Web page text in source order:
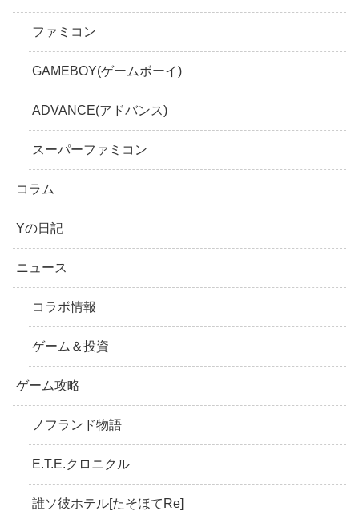
ファミコン
GAMEBOY(ゲームボーイ)
ADVANCE(アドバンス)
スーパーファミコン
コラム
Yの日記
ニュース
コラボ情報
ゲーム＆投資
ゲーム攻略
ノフランド物語
E.T.E.クロニクル
誰ソ彼ホテル[たそほてRe]